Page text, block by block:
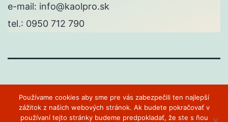
e-mail: info@kaolpro.sk
tel.: 0950 712 790
Hrdo poháňaWordPress.
Používame cookies aby sme pre vás zabezpečili ten najlepší
zážitok z našich webových stránok. Ak budete pokračovať v
používaní tejto stránky budeme predpokladať, že ste s ňou